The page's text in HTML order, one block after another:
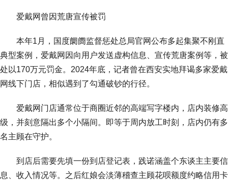
爱戴网曾因荒唐宣传被罚
本年1月，国度阛阓监督惩处总局官网公布多起集聚不刚直
典型案例，爱戴网因向用户发送虚构信息、宣传荒唐案例等，被
处以170万元罚金。2024年底，记者曾在西安实地拜谒多家爱戴
网线下门店，相似遇到了勾通破钞的行径。
爱戴网门店通常位于商圈近邻的高端写字楼内，店内装修高
级，并刻意隔出多个小隔间。即等于周内放工时刻，店内仍有多
名主顾在守护。
到店后需要先填一份到店登记表，践诺涵盖个东谈主主要信
息、收入情况等。之后红娘会淡薄稽查主顾花呗额度约略信用卡